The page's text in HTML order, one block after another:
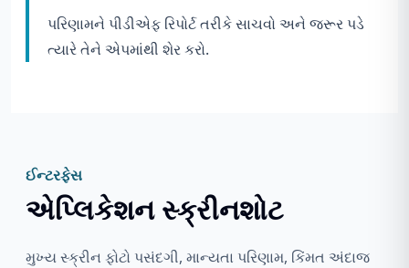
પરિણામને પીડીએફ રિપોર્ટ તરીકે સાચવો અને જરૂર પડે
ત્યારે તેને એપમાંથી શેર કરો.
ઈન્ટરફેસ
એપ્લિકેશન સ્ક્રીનશોટ
મુખ્ય સ્ક્રીન ફોટો પસંદગી, માન્યતા પરિણામ, કિંમત અંદાજ